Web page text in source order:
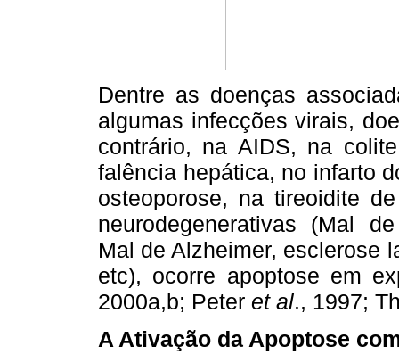
Dentre as doenças
algumas infecções virais,
contrário, na AIDS, na
falência hepática, no infarto
osteoporose, na tireoidite
neurodegenerativas (Mal
Mal de Alzheimer, esclerose
etc), ocorre apoptose em
2000a,b; Peter et al., 1997;
A Ativação da Apoptose